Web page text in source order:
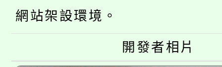
生本土語及新住民語歌
公告本校115學年度第
代理(課)教師甄選結果(
公告本校115學年度第
代理(課)教師甄選結果(
轉知中國文化大學推廣
網站架設環境。
開發者相片